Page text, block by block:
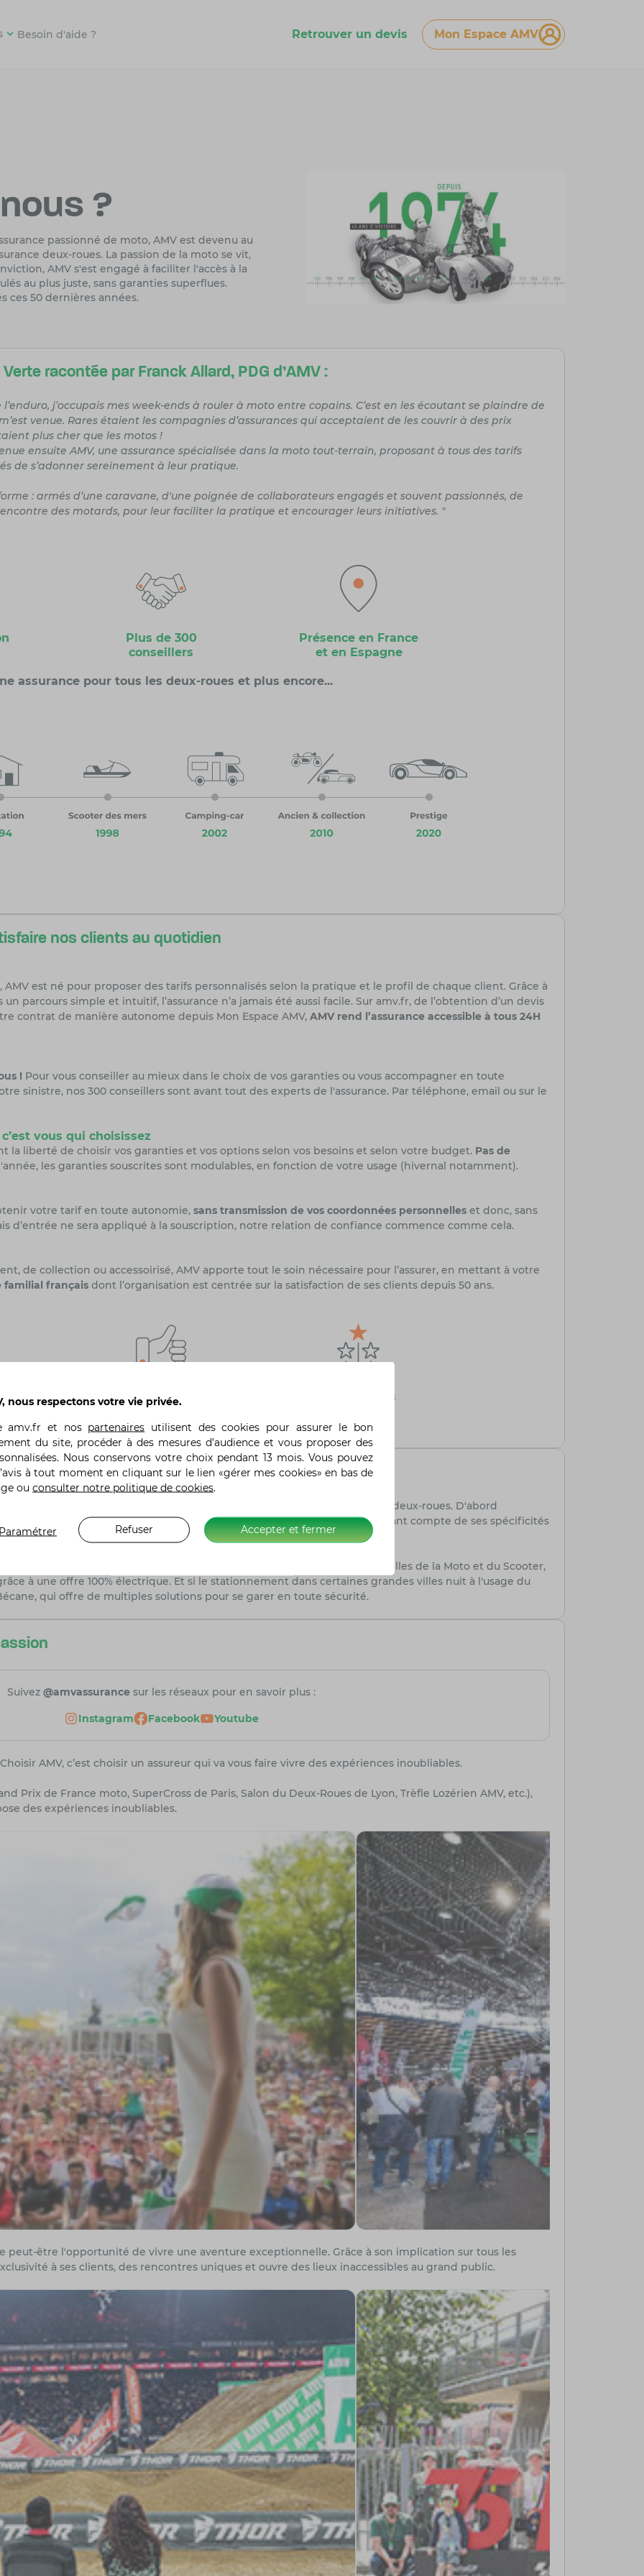
Besoin d'aide ? Retrouver un devis Mon Espace AMV
?
passionné de moto, AMV est devenu au
deux-roues. La passion de la moto se vit,
AMV s'est engagé à faciliter l'accès à la
au plus juste, sans garanties superflues.
ces 50 dernières années.
racontée par Franck Allard, PDG d'AMV :
j’occupais mes week-ends à rouler à moto entre copains. C’est en les écoutant se plaindre de
venue. Rares étaient les compagnies d’assurances qui acceptaient de les couvrir à des prix
plus cher que les motos !
ensuite AMV, une assurance spécialisée dans la moto tout-terrain, proposant à tous des tarifs
de s’adonner sereinement à leur pratique.
: armés d’une caravane, d'une poignée de collaborateurs engagés et souvent passionnés, de
des motards, pour leur faciliter la pratique et encourager leurs initiatives. "
Plus de 300
conseillers
Présence en France
et en Espagne
assurance pour tous les deux-roues et plus encore...
nos clients au quotidien
est né pour proposer des tarifs personnalisés selon la pratique et le profil de chaque client. Grâce à
parcours simple et intuitif, l’assurance n’a jamais été aussi facile. Sur amv.fr, de l’obtention d’un devis
contrat de manière autonome depuis Mon Espace AMV, AMV rend l’assurance accessible à tous 24H
!Pour vous conseiller au mieux dans le choix de vos garanties ou vous accompagner en toute
sinistre, nos 300 conseillers sont avant tout des experts de l'assurance. Par téléphone, email ou sur le
vous qui choisissez
la liberté de choisir vos garanties et vos options selon vos besoins et selon votre budget. Pas de
les garanties souscrites sont modulables, en fonction de votre usage (hivernal notamment).
votre tarif en toute autonomie, sans transmission de vos coordonnées personnelles et donc, sans
d’entrée ne sera appliqué à la souscription, notre relation de confiance commence comme cela.
de collection ou accessoirisé, AMV apporte tout le soin nécessaire pour l’assurer, en mettant à votre
familial français dont l’organisation est centrée sur la satisfaction de ses clients depuis 50 ans.
Plus de 9 assurés sur 10
recommandent AMV
Avis vérifiés
et de se réinventer
ses clients, AMV accompagne les changements pour faciliter l’usage du deux-roues. D'abord
évoluer son offre pour assurer toutes les catégories de deux-roues en tenant compte de ses spécificités
d’assurance pour tous les deux-roues chez AMV !
primé pour son offre innovante dès 2010 aux Journées Professionnelles de la Moto et du Scooter,
à une offre 100% électrique. Et si le stationnement dans certaines grandes villes nuit à l'usage du
qui offre de multiples solutions pour se garer en toute sécurité.
Suivez @amvassurancesur les réseaux pour en savoir plus :
Instagram Facebook Youtube
AMV, c’est choisir un assureur qui va vous faire vivre des expériences inoubliables.
Prix de France moto, SuperCross de Paris, Salon du Deux-Roues de Lyon, Trèfle Lozérien AMV, etc.),
des expériences inoubliables.
peut-être l'opportunité de vivre une aventure exceptionnelle. Grâce à son implication sur tous les
à ses clients, des rencontres uniques et ouvre des lieux inaccessibles au grand public.
nous respectons votre vie privée.
amv.fr et nos partenaires utilisent des cookies pour assurer le bon
du site, procéder à des mesures d’audience et vous proposer des
Nous conservons votre choix pendant 13 mois. Vous pouvez
à tout moment en cliquant sur le lien «gérer mes cookies» en bas de
ou consulter notre politique de cookies.
Accepter et fermer
Refuser
Paramétrer